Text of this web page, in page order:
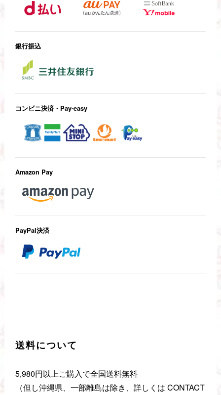
銀行振込
コンビニ決済・Pay-easy
Amazon Pay
PayPal決済
送料について
5,980円以上ご購入で全国送料無料
（但し沖縄県、一部離島は除き、詳しくは CONTACT